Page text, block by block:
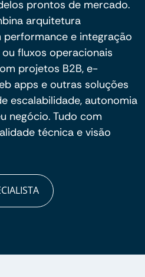
prontos de mercado.
arquitetura
performance e integração
fluxos operacionais
projetos B2B, e-
apps e outras soluções
escalabilidade, autonomia
negócio. Tudo com
técnica e visão